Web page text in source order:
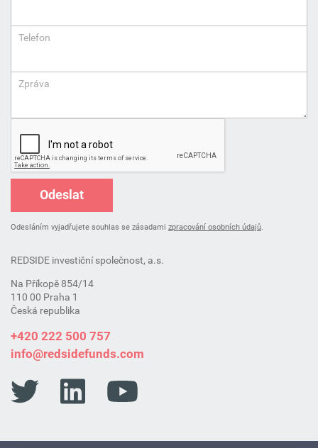
Telefon
Zpráva
Odeslat
Odesláním vyjadřujete souhlas se zásadami zpracování osobních údajů.
REDSIDE investiční společnost, a.s.
Na Příkopě 854/14
110 00 Praha 1
Česká republika
+420 222 500 757
info@redsidefunds.com